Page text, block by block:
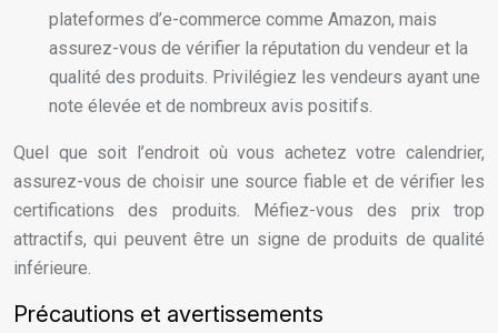
plateformes d’e-commerce comme Amazon, mais
assurez-vous de vérifier la réputation du vendeur et la
qualité des produits. Privilégiez les vendeurs ayant une
note élevée et de nombreux avis positifs.
Quel que soit l’endroit où vous achetez votre calendrier,
assurez-vous de choisir une source fiable et de vérifier les
certifications des produits. Méfiez-vous des prix trop
attractifs, qui peuvent être un signe de produits de qualité
inférieure.
Précautions et avertissements